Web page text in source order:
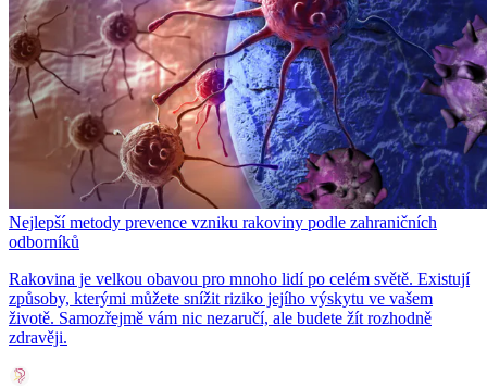
Nejlepší metody prevence vzniku rakoviny podle zahraničních
odborníků
Rakovina je velkou obavou pro mnoho lidí po celém světě. Existují
způsoby, kterými můžete snížit riziko jejího výskytu ve vašem
životě. Samozřejmě vám nic nezaručí, ale budete žít rozhodně
zdravěji.